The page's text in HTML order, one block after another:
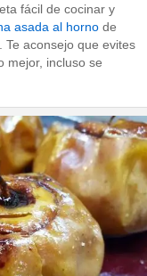
fácil de cocinar y
asada al horno de
. Te aconsejo que evites
mejor, incluso se